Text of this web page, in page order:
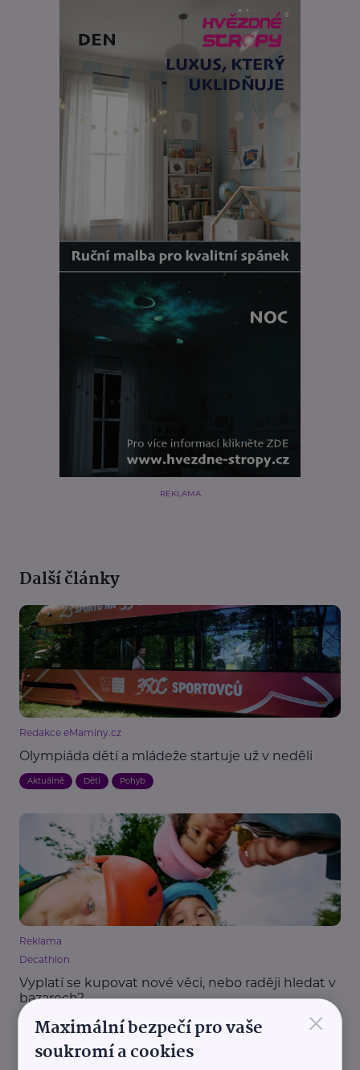
REKLAMA
Další články
Redakce eMaminy.cz
Olympiáda dětí a mládeže startuje už v neděli
Aktuálně Děti Pohyb
Reklama
Decathlon
Vyplatí se kupovat nové věci, nebo raději hledat v
bazarech?
Akce, Tip Aktivity Cvičení, sport Dárek Pohyb ×
Maximální bezpečí pro vaše
soukromí a cookies